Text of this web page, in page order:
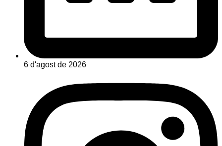
6 d'agost de 2026